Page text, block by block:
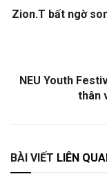
Zion.T bất ngờ
NEU Youth
thân
BÀI VIẾT LIÊN